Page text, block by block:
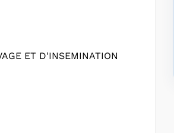
ET D'INSEMINATION